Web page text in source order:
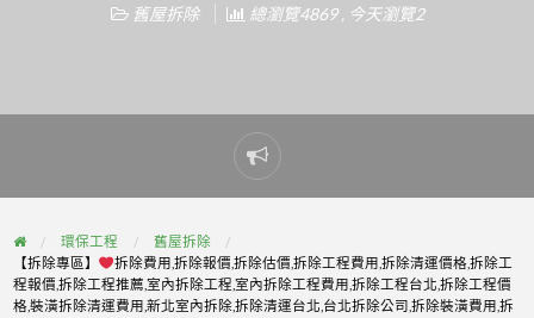
舊屋拆除 總瀏覽4869 , 今天瀏覽2
Report
problem
環保工程
舊屋拆除
【拆除專區】
拆除費用,拆除報價,拆除估價,拆除工程費用,拆除清運價格,拆除工
程報價,拆除工程推薦,室內拆除工程,室內拆除工程費用,拆除工程台北,拆除工程價
格,裝潢拆除清運費用,新北室內拆除,拆除清運台北,台北拆除公司,拆除裝潢費用,拆